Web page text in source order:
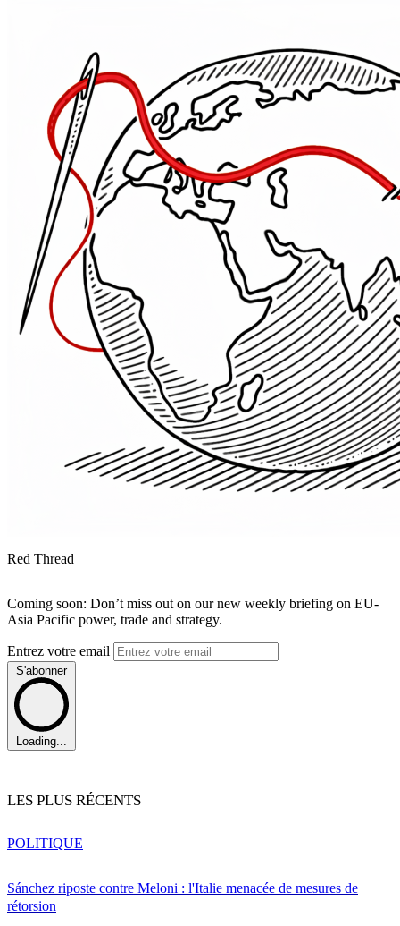
Red Thread
Coming soon: Don’t miss out on our new weekly briefing on EU-
Asia Pacific power, trade and strategy.
Entrez votre email
S'abonner
Loading...
LES PLUS RÉCENTS
Sánchez riposte contre Meloni : l'Italie menacée de mesures de
rétorsion
POLITIQUE